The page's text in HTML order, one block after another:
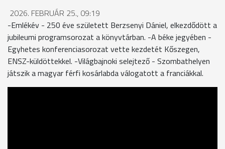
2026. FEBRUÁR 25., 09:19
-Emlékév - 250 éve született Berzsenyi Dániel, elkezdődött a
jubileumi programsorozat a könyvtárban. -A béke jegyében -
Egyhetes konferenciasorozat vette kezdetét Kőszegen,
ENSZ-küldöttekkel. -Világbajnoki selejtező - Szombathelyen
játszik a magyar férfi kosárlabda válogatott a franciákkal.